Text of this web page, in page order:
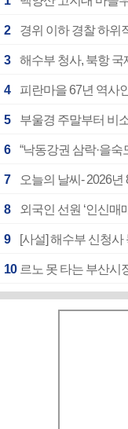
2 경위 이하 경찰 하위
3 해수부 청사, 북항
4 피란마을 67년 역사
5 부울경 주말부터 비
6 “낙동강권 삼락·을
7 오늘의 날씨- 2026년
8 외국인 선원 ‘인신
9 [사설] 해수부 신청
10 르노 못 타는 부산